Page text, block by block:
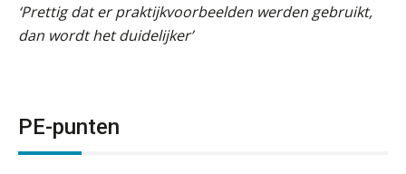
‘Prettig dat er praktijkvoorbeelden werden gebruikt,
dan wordt het duidelijker’
PE-punten